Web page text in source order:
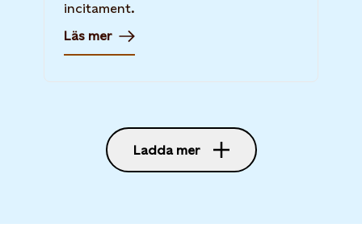
incitament.
Läs mer
Ladda mer